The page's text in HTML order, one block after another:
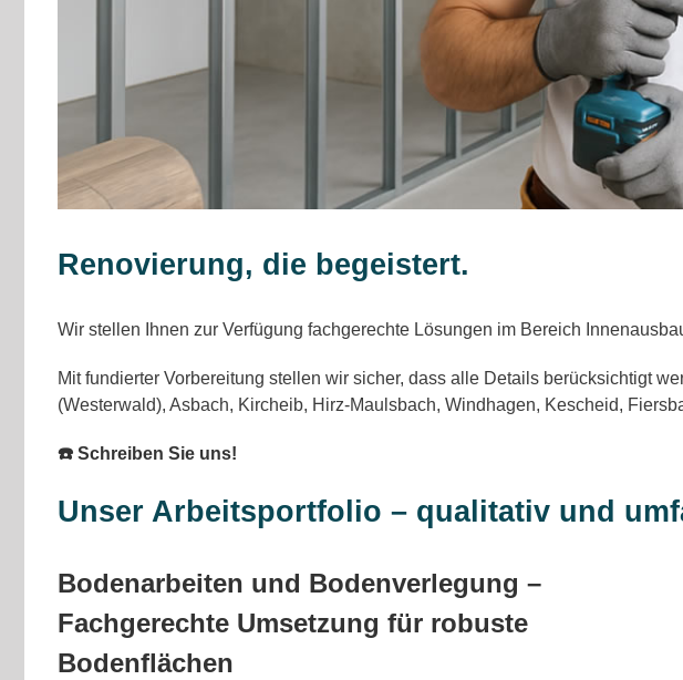
Renovierung, die begeistert.
Wir stellen Ihnen zur Verfügung fachgerechte Lösungen im Bereich
Mit fundierter Vorbereitung stellen wir sicher, dass alle Details berücksichtigt
(Westerwald), Asbach, Kircheib, Hirz-Maulsbach, Windhagen, Kescheid,
☎️ Schreiben Sie uns!
Unser Arbeitsportfolio – qualitativ und
Bodenarbeiten und Bodenverlegung –
Fachgerechte Umsetzung für robuste
Bodenflächen